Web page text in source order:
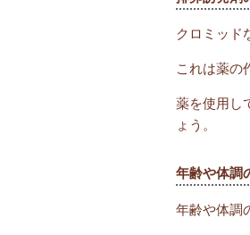
クロミッド
これは薬の
薬を使用し
ょう。
年齢や体調
年齢や体調